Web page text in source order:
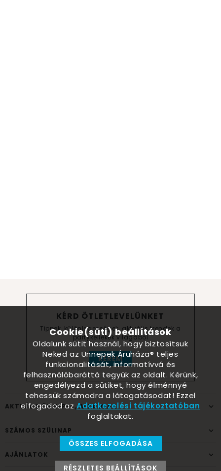
KÉRD ÖTLETLEVELÜNKET
Tippek, különlegességek, aktuális trendek a
partykellékek világából
KÉREM
AKTUÁLIS ÜNNEPEK, ALKALMAK
SZÁMOS SZÜLINAP
AJÁNLATOK
Cookie(süti) beállítások
Oldalunk sütit használ, hogy biztosítsuk
Neked az Ünnepek Áruháza® teljes
funkcionalitását, informatívvá és
felhasználóbaráttá tegyük az oldalt. Kérünk,
engedélyezd a sütiket, hogy élménnyé
tehessük számodra a látogatásodat! Ezzel
elfogadod azAdatkezelési tájékoztatóban
foglaltakat.
ÖSSZES ELFOGADÁSA
RÉSZLETES BEÁLLÍTÁSOK